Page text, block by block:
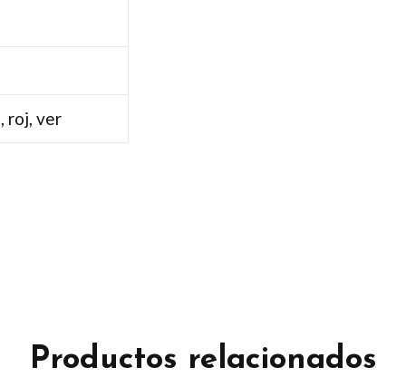
roj, ver
Productos relacionados